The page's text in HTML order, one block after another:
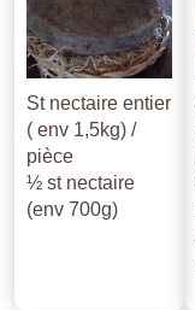
St nectaire entier
( env 1,5kg) /
pièce
½ st nectaire
(env 700g)